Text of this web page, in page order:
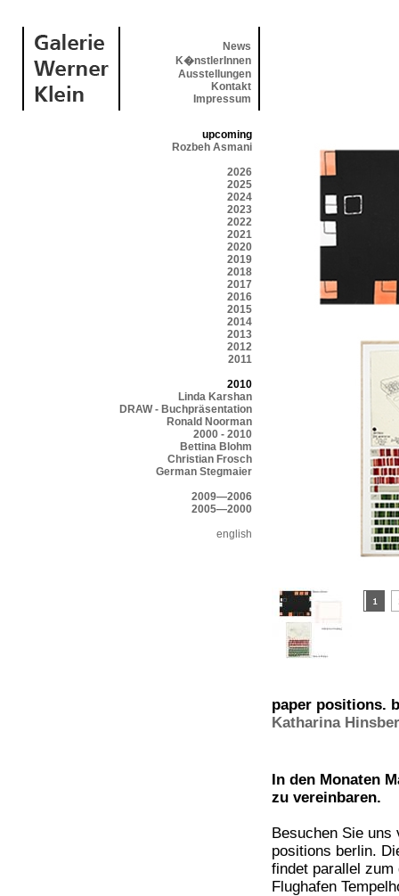
News
K�nstlerInnen
Ausstellungen
Kontakt
Impressum
upcoming
Rozbeh Asmani
2026
2025
2024
2023
2022
2021
2020
2019
2018
2017
2016
2015
2014
2013
2012
2011
2010
Linda Karshan
DRAW - Buchpräsentation
Ronald Noorman
2000 - 2010
Bettina Blohm
Christian Frosch
German Stegmaier
2009—2006
2005—2000
english
paper positions.
Katharina
In den Monaten
zu vereinbaren.
Besuchen Sie uns
positions berlin.
findet parallel
Flughafen